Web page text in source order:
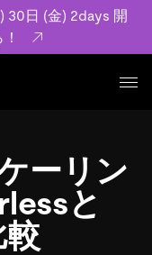
30日 (金) 2days 開
用性と水平スケー
タイムで処理でき
記事などを紹介し
ーリン
と